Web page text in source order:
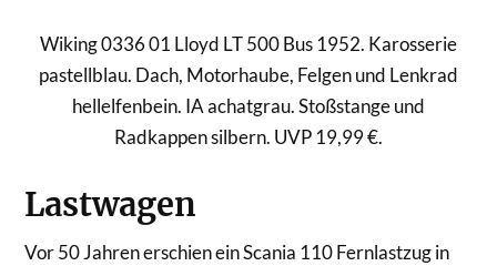
Wiking 0336 01 Lloyd LT 500 Bus 1952. Karosserie
pastellblau. Dach, Motorhaube, Felgen und Lenkrad
hellelfenbein. IA achatgrau. Stoßstange und
Radkappen silbern. UVP 19,99 €.
Lastwagen
Vor 50 Jahren erschien ein Scania 110 Fernlastzug in